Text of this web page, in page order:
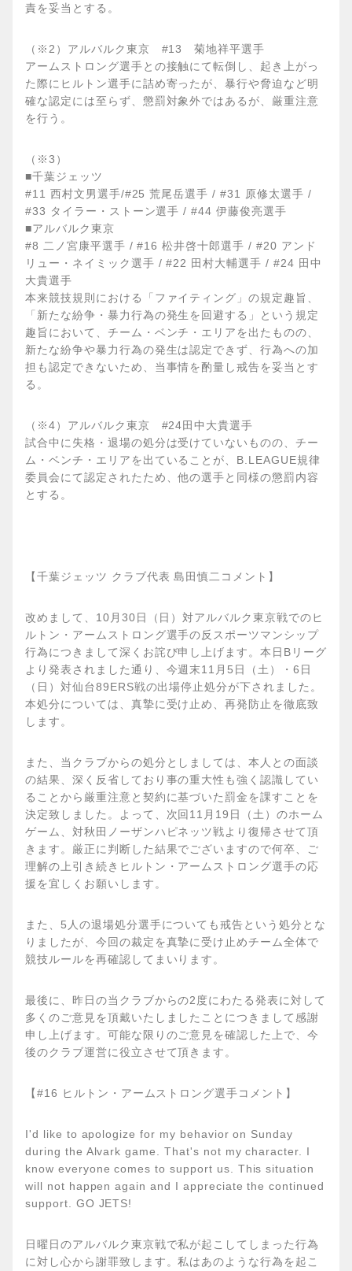
責を妥当とする。
（※2）アルバルク東京 #13 菊地祥平選手
アームストロング選手との接触にて転倒し、起き上がっ
た際にヒルトン選手に詰め寄ったが、暴行や脅迫など明
確な認定には至らず、懲罰対象外ではあるが、厳重注意
を行う。
（※3）
■千葉ジェッツ
#11 西村文男選手/#25 荒尾岳選手 / #31 原修太選手 /
#33 タイラー・ストーン選手 / #44 伊藤俊亮選手
■アルバルク東京
#8 二ノ宮康平選手 / #16 松井啓十郎選手 / #20 アンド
リュー・ネイミック選手 / #22 田村大輔選手 / #24 田中
大貴選手
本来競技規則における「ファイティング」の規定趣旨、
「新たな紛争・暴力行為の発生を回避する」という規定
趣旨において、チーム・ベンチ・エリアを出たものの、
新たな紛争や暴力行為の発生は認定できず、行為への加
担も認定できないため、当事情を酌量し戒告を妥当とす
る。
（※4）アルバルク東京 #24田中大貴選手
試合中に失格・退場の処分は受けていないものの、チー
ム・ベンチ・エリアを出ていることが、B.LEAGUE規律
委員会にて認定されたため、他の選手と同様の懲罰内容
とする。
【千葉ジェッツ クラブ代表 島田慎二コメント】
改めまして、10月30日（日）対アルバルク東京戦でのヒ
ルトン・アームストロング選手の反スポーツマンシップ
行為につきまして深くお詫び申し上げます。本日Bリーグ
より発表されました通り、今週末11月5日（土）・6日
（日）対仙台89ERS戦の出場停止処分が下されました。
本処分については、真摯に受け止め、再発防止を徹底致
します。
また、当クラブからの処分としましては、本人との面談
の結果、深く反省しており事の重大性も強く認識してい
ることから厳重注意と契約に基づいた罰金を課すことを
決定致しました。よって、次回11月19日（土）のホーム
ゲーム、対秋田ノーザンハピネッツ戦より復帰させて頂
きます。厳正に判断した結果でございますので何卒、ご
理解の上引き続きヒルトン・アームストロング選手の応
援を宜しくお願いします。
また、5人の退場処分選手についても戒告という処分とな
りましたが、今回の裁定を真摯に受け止めチーム全体で
競技ルールを再確認してまいります。
最後に、昨日の当クラブからの2度にわたる発表に対して
多くのご意見を頂戴いたしましたことにつきまして感謝
申し上げます。可能な限りのご意見を確認した上で、今
後のクラブ運営に役立させて頂きます。
【#16 ヒルトン・アームストロング選手コメント】
I'd like to apologize for my behavior on Sunday
during the Alvark game. That's not my character. I
know everyone comes to support us. This situation
will not happen again and I appreciate the continued
support. GO JETS!
日曜日のアルバルク東京戦で私が起こしてしまった行為
に対し心から謝罪致します。私はあのような行為を起こ